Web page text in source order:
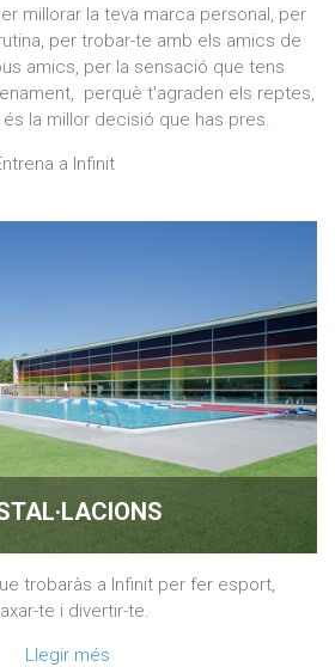
millorar la teva marca personal, per
per trobar-te amb els amics de
amics, per la sensació que tens
perquè t'agraden els reptes,
la millor decisió que has pres.
a Infinit
trobaràs a Infinit per fer esport,
te i divertir-te.
Llegir més